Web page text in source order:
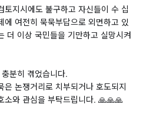
지시에도 불구하고 자신들이 수 십
여전히 묵묵부답으로 외면하고 있
더 이상 국민들을 기만하고 실망시켜
분히 겪었습니다.
논쟁거리로 치부되거나 호도되지
소와 관심을 부탁드립니다. 🙏🙏🙏